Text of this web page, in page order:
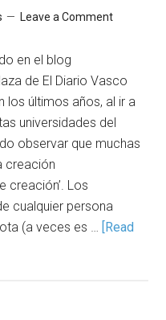
Leave a Comment
en el blog
de El Diario Vasco
los últimos años, al ir a
universidades del
observar que muchas
creación
creación’. Los
cualquier persona
(a veces es … [Read